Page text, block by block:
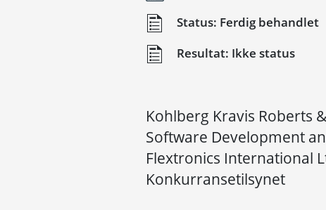
Status: Ferdig behandlet
Resultat: Ikke status
Kohlberg Kravis Roberts
Software Development
Flextronics International
Konkurransetilsynet